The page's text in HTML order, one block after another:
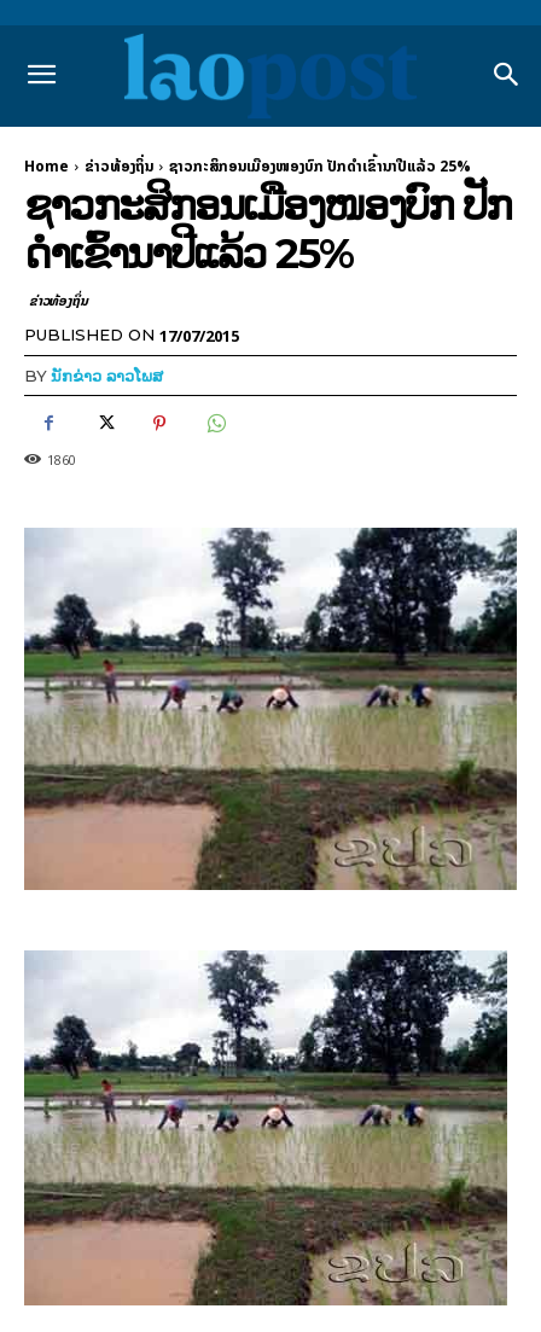
Home ຂ່າວທ້ອງຖິ່ນ ຊາວກະສິກອນເມືອງໜອງບົກ ປັກດໍາເຂົ້ານາປີແລ້ວ 25%
ຊາວກະສິກອນເມືອງໜອງບົກ ປັກ
ດໍາເຂົ້ານາປີແລ້ວ 25%
ຂ່າວທ້ອງຖິ່ນ
PUBLISHED ON 17/07/2015
BYນັກຂ່າວ ລາວໂພສ
1860